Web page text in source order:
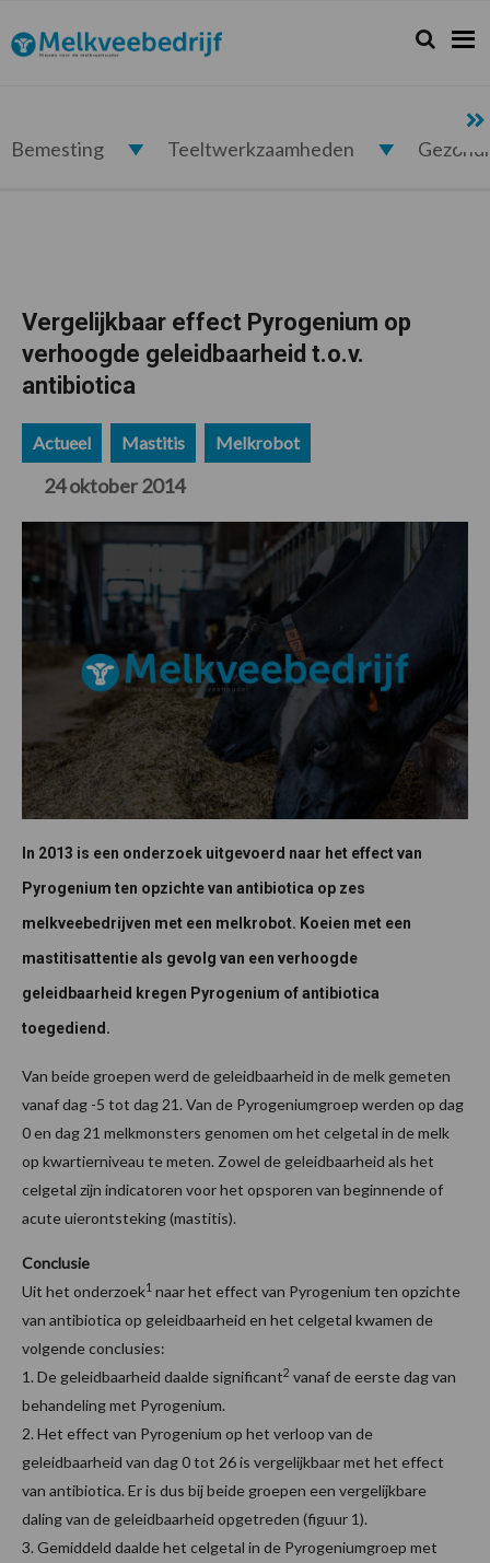
de
hoofdnavigatie
de
hoofd
de
eerste
de
voettekst
Melkveebedrijf.nl Zoeken...
Zoek
Bemesting Teeltwerkzaamheden
Vergelijkbaar effect Pyrogenium op
verhoogde geleidbaarheid t.o.v.
antibiotica
Actueel Mastitis Melkrobot
24 oktober 2014
In 2013 is een onderzoek uitgevoerd naar het effect van
Pyrogenium ten opzichte van antibiotica op zes
melkveebedrijven met een melkrobot. Koeien met een
mastitisattentie als gevolg van een verhoogde
geleidbaarheid kregen Pyrogenium of antibiotica
toegediend.
Van beide groepen werd de geleidbaarheid in de melk gemeten
vanaf dag -5 tot dag 21. Van de Pyrogeniumgroep werden op dag
0 en dag 21 melkmonsters genomen om het celgetal in de melk
op kwartierniveau te meten. Zowel de geleidbaarheid als het
celgetal zijn indicatoren voor het opsporen van beginnende of
acute uierontsteking (mastitis).
Conclusie
Uit het onderzoek1 naar het effect van Pyrogenium ten opzichte
van antibiotica op geleidbaarheid en het celgetal kwamen de
volgende conclusies:
1. De geleidbaarheid daalde significant2 vanaf de eerste dag van
behandeling met Pyrogenium.
2. Het effect van Pyrogenium op het verloop van de
geleidbaarheid van dag 0 tot 26 is vergelijkbaar met het effect
van antibiotica. Er is dus bij beide groepen een vergelijkbare
daling van de geleidbaarheid opgetreden (figuur 1).
3. Gemiddeld daalde het celgetal in de Pyrogeniumgroep met